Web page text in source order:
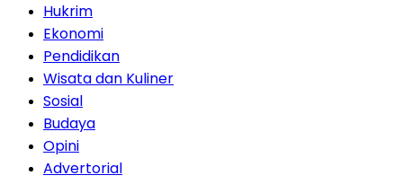
Hukrim
Ekonomi
Pendidikan
Wisata dan Kuliner
Sosial
Budaya
Opini
Advertorial